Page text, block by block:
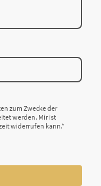
zum Zwecke der
werden. Mir ist
widerrufen kann.*